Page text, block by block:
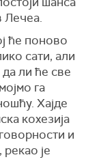
Лечеа.
ће поново
сати, али
ли ће све
га
Хајде
кохезија
и
је